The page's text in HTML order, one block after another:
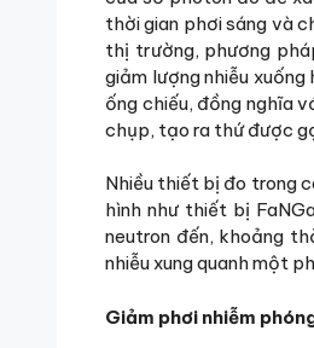
thời gian phơi sáng và
thị trường, phương
giảm lượng nhiễu
ống chiếu, đồng nghĩa
chụp, tạo ra thứ được
Nhiều thiết bị đo trong
hình như thiết bị
neutron đến, khoảng
nhiễu xung quanh một
Giảm phơi nhiễm